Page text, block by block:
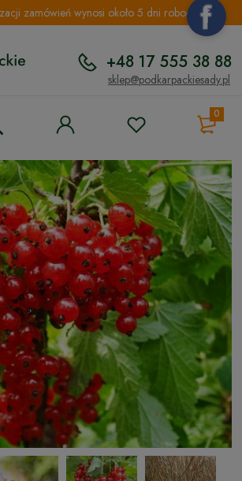
zamówień wynosi około 5 dni roboczych.
+48 17 555 38 88
sklep@podkarpackiesady.pl
0